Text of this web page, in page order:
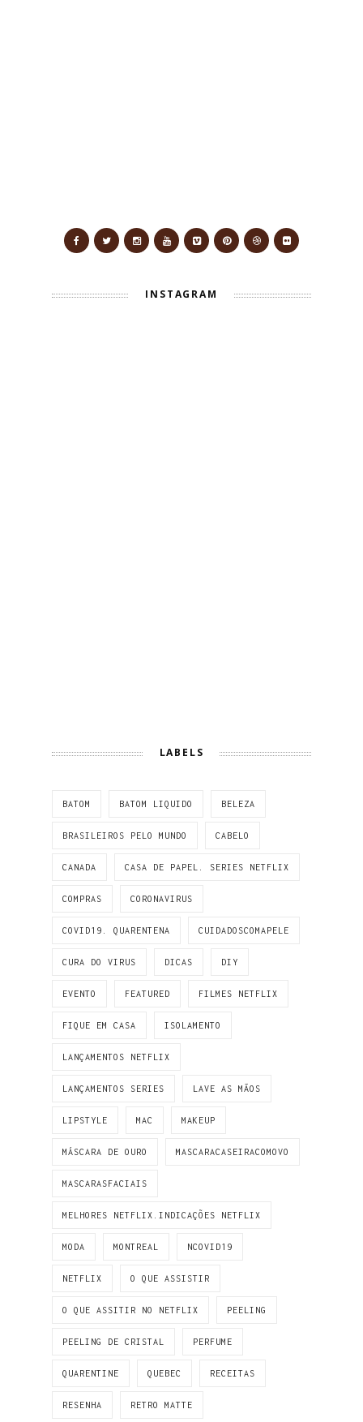
INSTAGRAM
LABELS
BATOM BATOM LIQUIDO BELEZA
BRASILEIROS PELO MUNDO CABELO
CANADA CASA DE PAPEL. SERIES NETFLIX
COMPRAS CORONAVIRUS
COVID19. QUARENTENA CUIDADOSCOMAPELE
CURA DO VIRUS DICAS DIY
EVENTO FEATURED FILMES NETFLIX
FIQUE EM CASA ISOLAMENTO
LANÇAMENTOS NETFLIX
LANÇAMENTOS SERIES LAVE AS MÃOS
LIPSTYLE MAC MAKEUP
MÁSCARA DE OURO MASCARACASEIRACOMOVO
MASCARASFACIAIS
MELHORES NETFLIX.INDICAÇÕES NETFLIX
MODA MONTREAL NCOVID19
NETFLIX O QUE ASSISTIR
O QUE ASSITIR NO NETFLIX PEELING
PEELING DE CRISTAL PERFUME
QUARENTINE QUEBEC RECEITAS
RESENHA RETRO MATTE